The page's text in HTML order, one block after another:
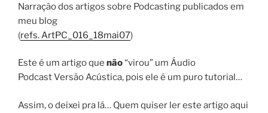
Narração dos artigos sobre Podcasting publicados em
meu blog
(refs. ArtPC_016_18mai07)
Este é um artigo que não“virou” um Áudio
Podcast Versão Acústica, pois ele é um puro tutorial…
Assim, o deixei pra lá… Quem quiser ler este artigo aqui